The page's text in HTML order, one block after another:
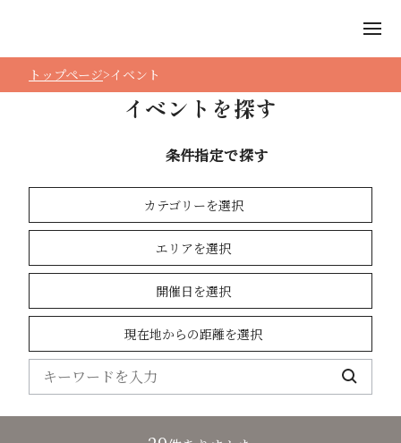
トップページ イベント
イベントを探す
条件指定で探す
カテゴリーを選択
エリアを選択
開催日を選択
現在地からの距離を選択